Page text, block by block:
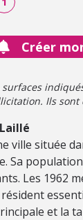
Créer
Ils
ville située
Sa
Les 1962
et la